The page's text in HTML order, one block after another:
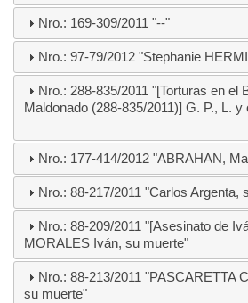
Nro.: 169-309/2011 "--"
Nro.: 97-79/2012 "Stephanie
Nro.: 288-835/2011 "[Torturas en el
Maldonado (288-835/2011)] G. P., L.
Nro.: 177-414/2012 "ABRAHAN,
Nro.: 88-217/2011 "Carlos Argenta,
Nro.: 88-209/2011 "[Asesinato de
MORALES Iván, su muerte"
Nro.: 88-213/2011 "PASCARETTA
su muerte"